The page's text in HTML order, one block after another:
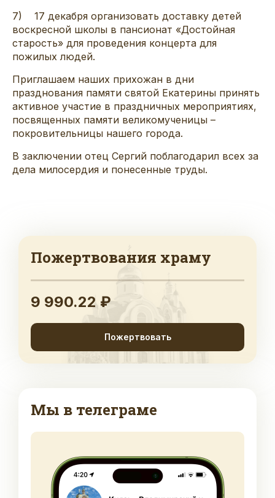
7) 17 декабря организовать доставку детей
воскресной школы в пансионат «Достойная
старость» для проведения концерта для
пожилых людей.
Приглашаем наших прихожан в дни
празднования памяти святой Екатерины принять
активное участие в праздничных мероприятиях,
посвященных памяти великомученицы –
покровительницы нашего города.
В заключении отец Сергий поблагодарил всех за
дела милосердия и понесенные труды.
Пожертвования храму
9 990.22 ₽
Пожертвовать
Мы в телеграме